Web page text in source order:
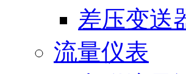
差压变送
流量仪表